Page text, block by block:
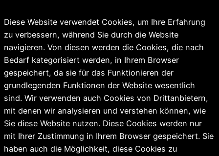
Diese Website verwendet Cookies, um Ihre Erfahrung
zu verbessern, während Sie durch die Website
navigieren. Von diesen werden die Cookies, die nach
Bedarf kategorisiert werden, in Ihrem Browser
gespeichert, da sie für das Funktionieren der
grundlegenden Funktionen der Website wesentlich
sind. Wir verwenden auch Cookies von Drittanbietern,
mit denen wir analysieren und verstehen können, wie
Sie diese Website nutzen. Diese Cookies werden nur
mit Ihrer Zustimmung in Ihrem Browser gespeichert. Sie
haben auch die Möglichkeit, diese Cookies zu